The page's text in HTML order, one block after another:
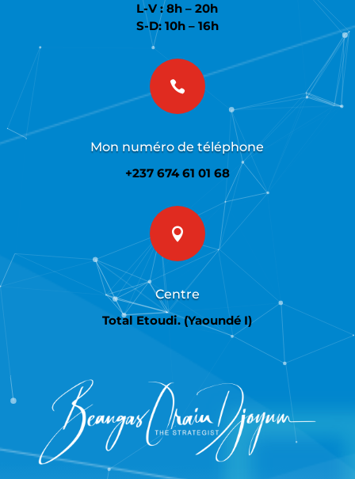
L-V : 8h – 20h
S-D: 10h – 16h

Mon numéro de téléphone
+237 674 61 01 68

Centre
Total Etoudi. (Yaoundé I)